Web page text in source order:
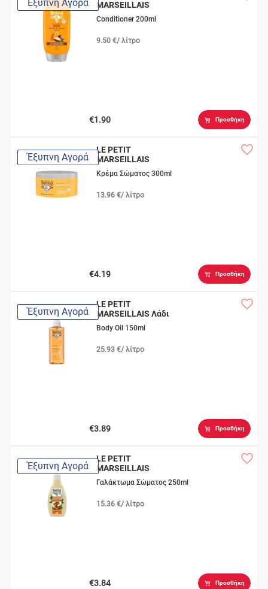
Έξυπνη Αγορά
MARSEILLAIS
Βιολογικό Μέλι &
Καριτέ
Conditioner 200ml
9.50 €/ λίτρο
€1.90 Προσθήκη
Έξυπνη Αγορά
LE PETIT
MARSEILLAIS
Βούτυρο Καριτέ
Κρέμα Σώματος 300ml
13.96 €/ λίτρο
€4.19 Προσθήκη
Έξυπνη Αγορά
LE PETIT
MARSEILLAIS Λάδι
Σώματος σε Spray
Body Oil 150ml
25.93 €/ λίτρο
€3.89 Προσθήκη
Έξυπνη Αγορά
LE PETIT
MARSEILLAIS
Βιολογικό Jojoba
Γαλάκτωμα Σώματος 250ml
15.36 €/ λίτρο
€3.84 Προσθήκη